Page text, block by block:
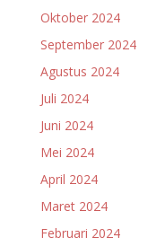
Oktober 2024
September 2024
Agustus 2024
Juli 2024
Juni 2024
Mei 2024
April 2024
Maret 2024
Februari 2024